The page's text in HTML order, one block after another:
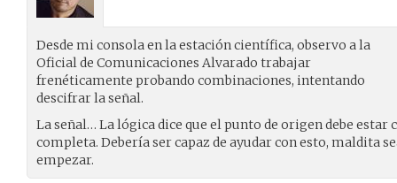
Desde mi consola en la estación científica, observo a la
Oficial de Comunicaciones Alvarado trabajar
frenéticamente probando combinaciones, intentando
descifrar la señal.
La señal… La lógica dice que el punto de origen debe estar
completa. Debería ser capaz de ayudar con esto, maldita
empezar.